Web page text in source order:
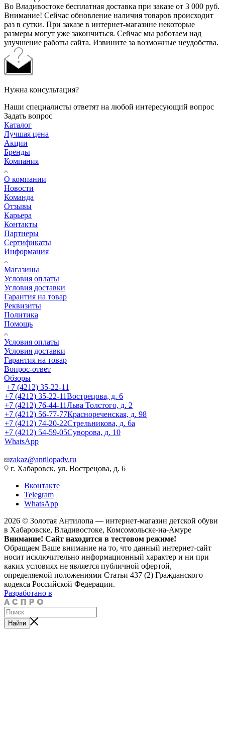
Во Владивостоке бесплатная доставка при заказе от 3 000 руб.
Внимание! Сейчас обновление наличия товаров происходит
раз в сутки. При заказе в интернет-магазине некоторые
размеры могут уже закончиться. Сейчас мы работаем над
улучшение работы сайта. Извините за возможные неудобства.
Нужна консультация?
Наши специалисты ответят на любой интересующий вопрос
Задать вопрос
Каталог
Лучшая цена
Акции
Бренды
Компания
О компании
Новости
Команда
Отзывы
Карьера
Контакты
Партнеры
Сертификаты
Информация
Магазины
Условия оплаты
Условия доставки
Гарантия на товар
Реквизиты
Политика
Помощь
Условия оплаты
Условия доставки
Гарантия на товар
Вопрос-ответ
Обзоры
+7 (4212) 35-22-11
+7 (4212) 35-22-11Вострецова, д. 6
+7 (4212) 76-44-11Льва Толстого, д. 2
+7 (4212) 56-77-77Краснореченская, д. 98
+7 (4212) 74-20-22Стрельникова, д. 6а
+7 (4212) 54-59-05Суворова, д. 10
WhatsApp
zakaz@antilopadv.ru
г. Хабаровск, ул. Вострецова, д. 6
Вконтакте
Telegram
WhatsApp
2026 © Золотая Антилопа — интернет-магазин детской обуви
в Хабаровске, Владивостоке, Комсомольске-на-Амуре
Внимание! Сайт находится в тестовом режиме!
Обращаем Ваше внимание на то, что данный интернет-сайт
носит исключительно информационный характер и ни при
каких условиях не является публичной офертой,
определяемой положениями Статьи 437 (2) Гражданского
кодекса Российской Федерации.
Разработано в
Найти